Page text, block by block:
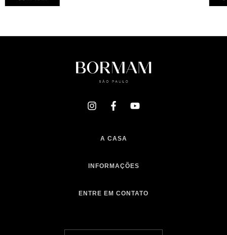
A CASA
INFORMAÇÕES
ENTRE EM CONTATO